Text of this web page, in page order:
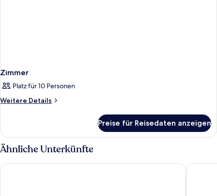
Zimmer
Platz für 10 Personen
Weitere Details
Weitere
Preise für Reisedaten anzeigen
Ähnliche Unterkünfte
King Evelthon Beach Hotel & Resort